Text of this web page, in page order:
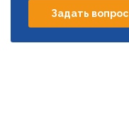
Задать вопрос